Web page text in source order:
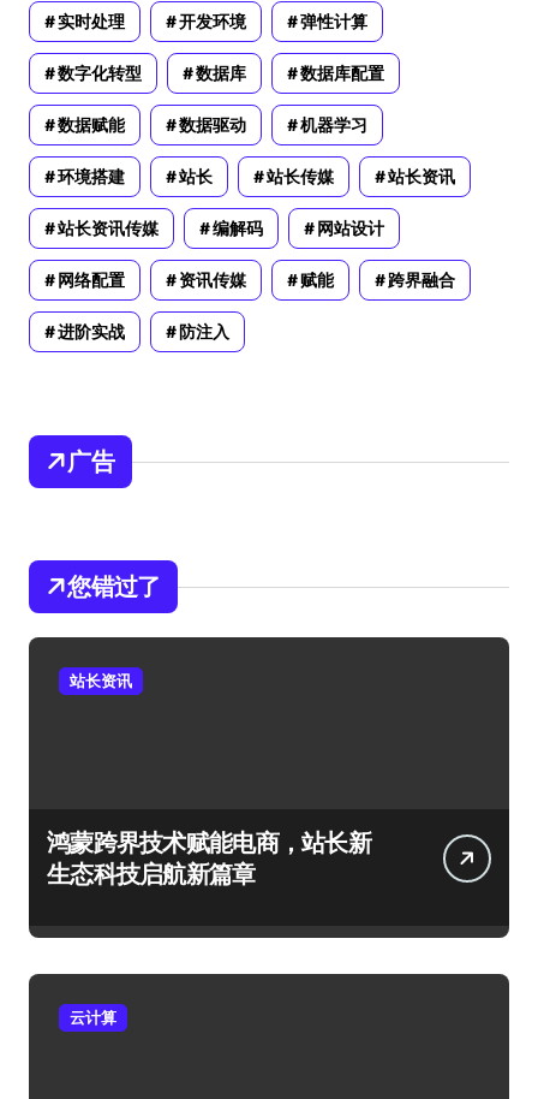
实时处理 开发环境 弹性计算
数字化转型 数据库 数据库配置
数据赋能 数据驱动 机器学习
环境搭建 站长 站长传媒 站长资讯
站长资讯传媒 编解码 网站设计
网络配置 资讯传媒 赋能 跨界融合
进阶实战 防注入
广告
您错过了
站长资讯
鸿蒙跨界技术赋能电商，站长新
生态科技启航新篇章
云计算